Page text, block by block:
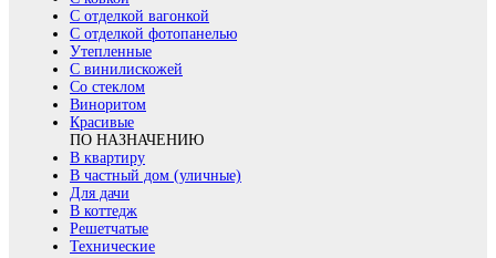
С отделкой вагонкой
С отделкой фотопанелью
Утепленные
С винилискожей
Со стеклом
Виноритом
Красивые
ПО НАЗНАЧЕНИЮ
В квартиру
В частный дом (уличные)
Для дачи
В коттедж
Решетчатые
Технические